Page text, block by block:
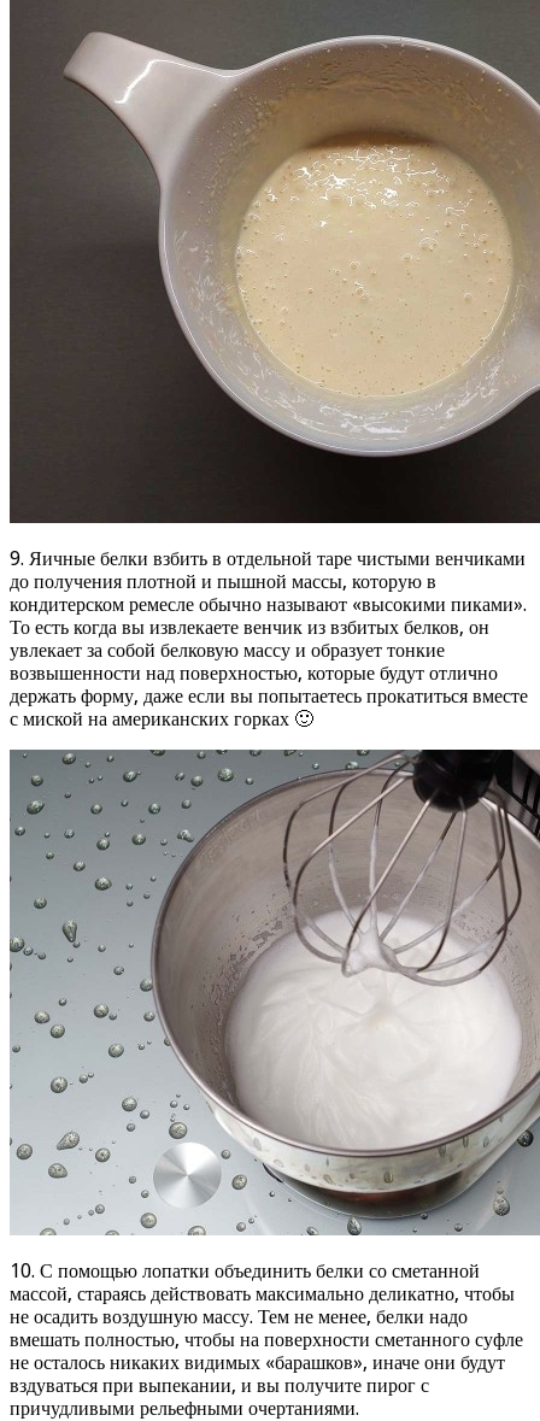
9. Яичные белки взбить в отдельной таре чистыми венчиками
до получения плотной и пышной массы, которую в
кондитерском ремесле обычно называют «высокими пиками».
То есть когда вы извлекаете венчик из взбитых белков, он
увлекает за собой белковую массу и образует тонкие
возвышенности над поверхностью, которые будут отлично
держать форму, даже если вы попытаетесь прокатиться вместе
с миской на американских горках 🙂
10. С помощью лопатки объединить белки со сметанной
массой, стараясь действовать максимально деликатно, чтобы
не осадить воздушную массу. Тем не менее, белки надо
вмешать полностью, чтобы на поверхности сметанного суфле
не осталось никаких видимых «барашков», иначе они будут
вздуваться при выпекании, и вы получите пирог с
причудливыми рельефными очертаниями.